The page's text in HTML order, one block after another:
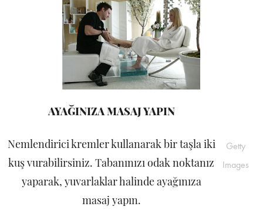
AYAĞINIZA MASAJ YAPIN
Nemlendirici kremler kullanarak bir taşla iki
kuş vurabilirsiniz. Tabanınızı odak noktanız
yaparak, yuvarlaklar halinde ayağınıza
masaj yapın.
Getty
Images